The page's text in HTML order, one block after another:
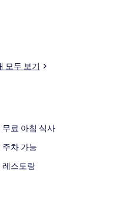
만족했습니다.
모두 보기
무료 아침 식사
주차 가능
레스토랑